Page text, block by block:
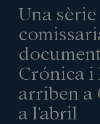
Una
Crónica i
arriben a
a l'abril